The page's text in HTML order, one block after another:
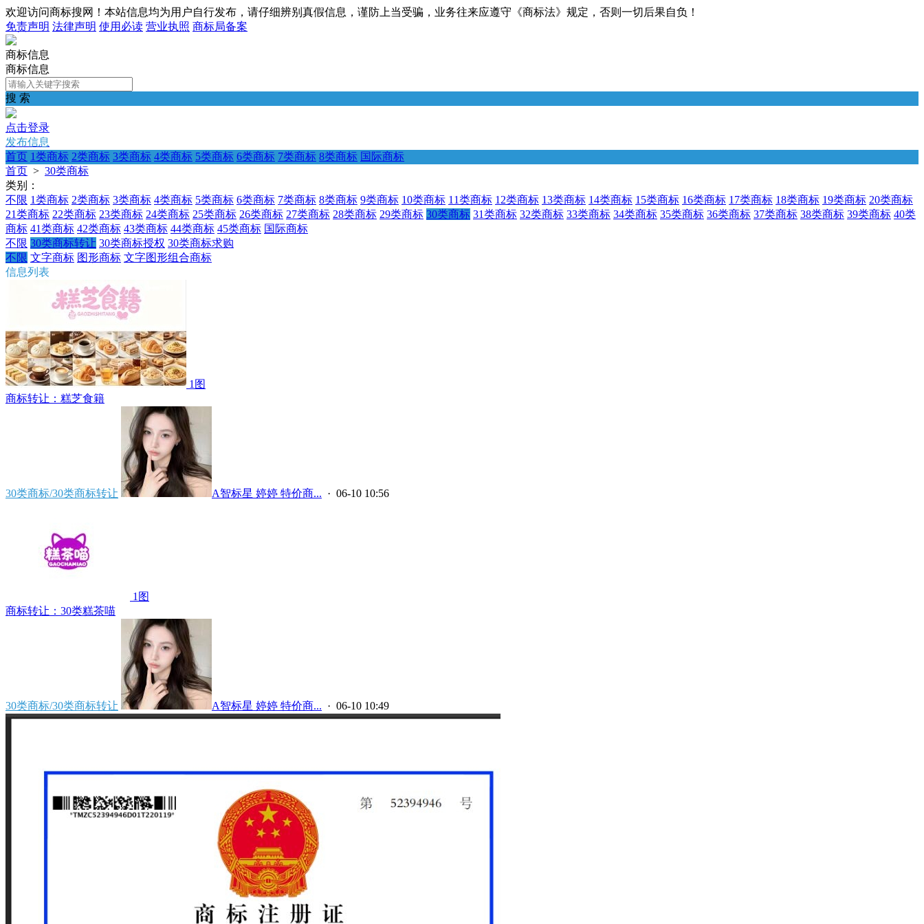
欢迎访问商标搜网！本站信息均为用户自行发布，请仔细辨别真假信息，谨防上当受骗，业务往来应遵守《商标法》规定，否则一切后果自负！
免责声明 法律声明 使用必读 营业执照 商标局备案
商标信息
商标信息
搜 索
点击登录
发布信息
首页 1类商标 2类商标 3类商标 4类商标 5类商标 6类商标 7类商标 8类商标 国际商标
首页 > 30类商标
类别：
不限 1类商标 2类商标 3类商标 4类商标 5类商标 6类商标 7类商标 8类商标 9类商标 10类商标 11类商标 12类商标 13类商标 14类商标 15类商标 16类商标 17类商标 18类商标 19类商标 20类商标
21类商标 22类商标 23类商标 24类商标 25类商标 26类商标 27类商标 28类商标 29类商标 30类商标 31类商标 32类商标 33类商标 34类商标 35类商标 36类商标 37类商标 38类商标 39类商标 40类
商标 41类商标 42类商标 43类商标 44类商标 45类商标 国际商标
不限 30类商标转让 30类商标授权 30类商标求购
不限 文字商标 图形商标 文字图形组合商标
信息列表
1图
商标转让：糕芝食籍
30类商标/30类商标转让 A智标星 婷婷 特价商... · 06-10 10:56
1图
商标转让：30类糕茶喵
30类商标/30类商标转让 A智标星 婷婷 特价商... · 06-10 10:49